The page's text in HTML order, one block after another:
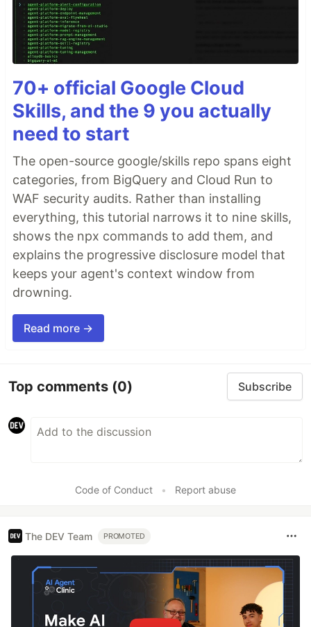
70+ official Google Cloud
Skills, and the 9 you actually
need to start
The open-source google/skills repo spans eight
categories, from BigQuery and Cloud Run to
WAF security audits. Rather than installing
everything, this tutorial narrows it to nine skills,
shows the npx commands to add them, and
explains the progressive disclosure model that
keeps your agent's context window from
drowning.
Read more →
Top comments (0) Subscribe
Code of Conduct • Report abuse
The DEV Team PROMOTED